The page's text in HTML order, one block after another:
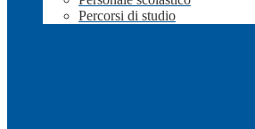
Percorsi di studio